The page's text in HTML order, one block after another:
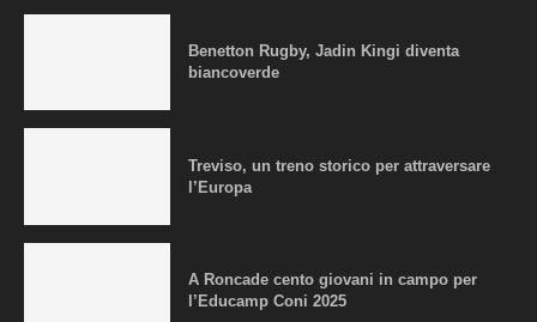
Benetton Rugby, Jadin Kingi diventa
biancoverde
Treviso, un treno storico per attraversare
l’Europa
A Roncade cento giovani in campo per
l’Educamp Coni 2025